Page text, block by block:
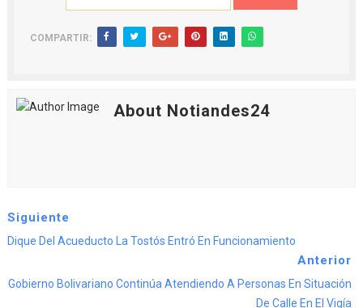
COMPARTIR:
About Notiandes24
Siguiente
Dique Del Acueducto La Tostós Entró En Funcionamiento
Anterior
Gobierno Bolivariano Continúa Atendiendo A Personas En Situación
De Calle En El Vigía